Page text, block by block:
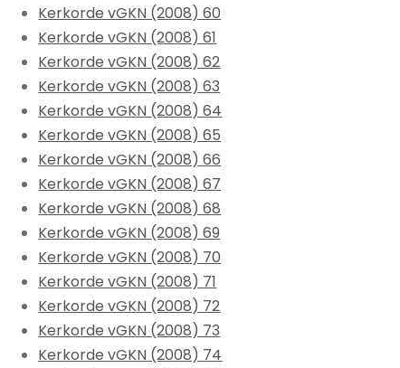
Kerkorde vGKN (2008) 60
Kerkorde vGKN (2008) 61
Kerkorde vGKN (2008) 62
Kerkorde vGKN (2008) 63
Kerkorde vGKN (2008) 64
Kerkorde vGKN (2008) 65
Kerkorde vGKN (2008) 66
Kerkorde vGKN (2008) 67
Kerkorde vGKN (2008) 68
Kerkorde vGKN (2008) 69
Kerkorde vGKN (2008) 70
Kerkorde vGKN (2008) 71
Kerkorde vGKN (2008) 72
Kerkorde vGKN (2008) 73
Kerkorde vGKN (2008) 74